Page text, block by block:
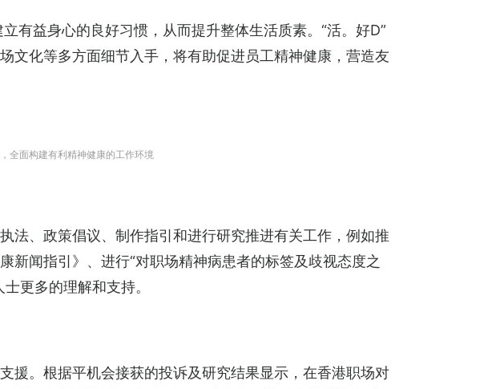
有益身心的良好习惯，从而提升整体生活质素。“活。好D”
文化等多方面细节入手，将有助促进员工精神健康，营造友
全面构建有利精神健康的工作环境
法、政策倡议、制作指引和进行研究推进有关工作，例如推
新闻指引》、进行“对职场精神病患者的标签及歧视态度之
更多的理解和支持。
援。根据平机会接获的投诉及研究结果显示，在香港职场对